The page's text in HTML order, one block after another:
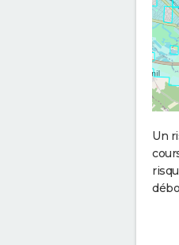
Un